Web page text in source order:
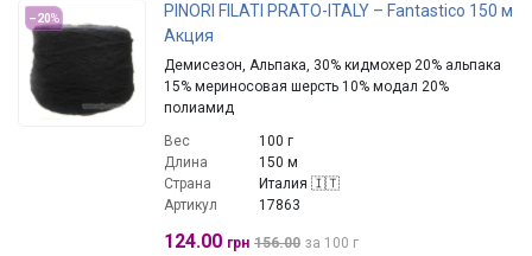
–20%
PINORI FILATI PRATO-ITALY – Fantastico 150 м
Акция
Демисезон, Альпака, 30% кидмохер 20% альпака
15% мериносовая шерсть 10% модал 20%
полиамид
Вес
100 г
Длина
150 м
Страна
Италия 🇮🇹
Артикул
17863
124.00 грн 156.00 за 100 г